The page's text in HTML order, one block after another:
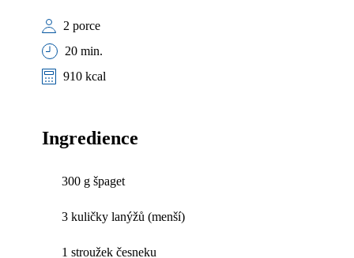
2 porce
20 min.
910 kcal
Ingredience
300 g špaget
3 kuličky lanýžů (menší)
1 stroužek česneku